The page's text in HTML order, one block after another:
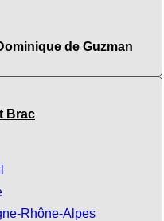
de Guzman
Brac
Rhône-Alpes